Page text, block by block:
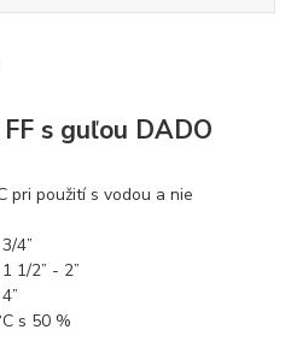
s guľou DADO
pri použití s vodou a nie
4”
1/2” - 2”
s 50 %